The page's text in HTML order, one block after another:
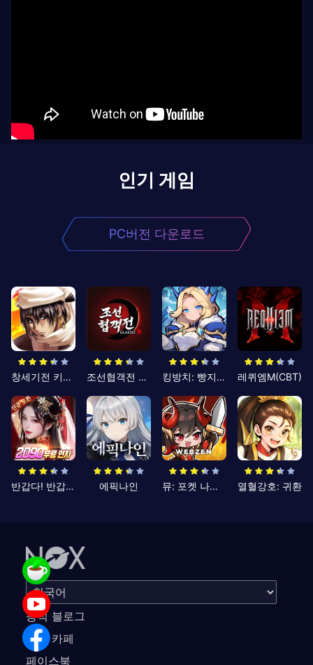
인기 게임
PC버전 다운로드
창세기전 키우기 조선협객전 클래식 킹방치: 빵지의 제왕 레퀴엠M(CBT)
반갑다! 반갑삼국지 에픽나인 뮤: 포켓 나이츠 열혈강호: 귀환
공식 블로그
공식 카페
페이스북